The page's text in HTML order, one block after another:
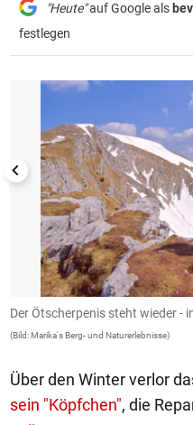
"Heute"auf Google als
festlegen
1/3
Der Ötscherpenis steht wieder -
(Bild: Marika's Berg- und Naturerlebnisse)
Über den Winter verlor
sein "Köpfchen", die